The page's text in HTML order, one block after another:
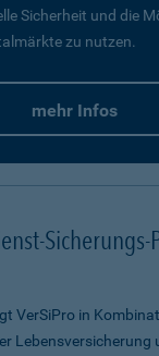
Sicherheit und die
zu nutzen.
mehr Infos
VerSiPro in
Lebensversicherung